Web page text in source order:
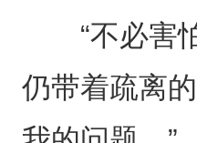
“不必害怕
仍带着疏离